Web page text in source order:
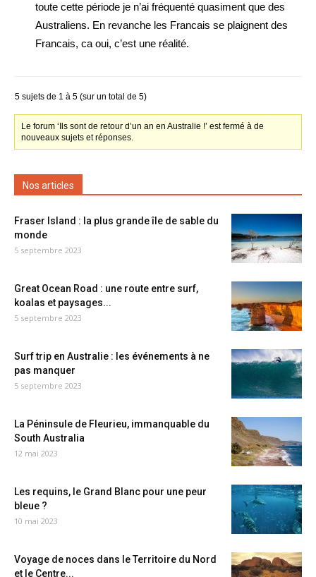
toute cette période je n’ai fréquenté quasiment que des
Australiens. En revanche les Francais se plaignent des
Francais, ca oui, c’est une réalité.
5 sujets de 1 à 5 (sur un total de 5)
Le forum ‘Ils sont de retour d’un an en Australie !’ est fermé à de
nouveaux sujets et réponses.
Nos articles
Fraser Island : la plus grande île de sable du
monde
5 septembre 2023
Great Ocean Road : une route entre surf,
koalas et paysages...
5 septembre 2023
Surf trip en Australie : les événements à ne
pas manquer
5 septembre 2023
La Péninsule de Fleurieu, immanquable du
South Australia
12 mai 2023
Les requins, le Grand Blanc pour une peur
bleue ?
10 mai 2023
Voyage de noces dans le Territoire du Nord
et le Centre...